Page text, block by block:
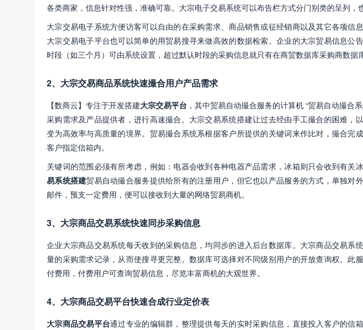
各类商家，信息针对性强，准确可靠。大宗电子交易系统可以布告栏方式分门别类的呈列，
大宗交易电子系统方便访客可以自由的在采购需求、商品销售或征经销商以及其它各项信
大宗交易电子平台也可以简单的用贸易搜寻来做高效的数据检索。企业的大宗贸易信息公
时段（如三个月）可由系统设置，超过默认时段的采购信息就只有在商贸数据库采购商数据
2、大宗交易商品系统快速撮合用户产品需求
【数商云】专注于开发搭建大宗交易平台 ，其中贸易自动撮合服务的计算机 “贸易自动撮合
采购需求及产品提供者，进行高速撮合。大宗交易系统搭建让过去经由手工撮合的困难，
变为高效率与高质量的境界。贸易撮合系统系根据客户所提供的关键词来作比对，撮合完
客户指定信箱内。
关键词的范围必须有所考虑，例如：电器会收到各种电器产品需求，冰箱则只会收到有关冰
易系统搭建贸易自动撮合服务提供给所有的注册用户，但它也以产品服务的方式，单独对
邮件，预支一定费用，便可以接收到大量的网络贸易商机。
3、大宗商品交易系统快速同步采购信息
企业大宗商品交易系统每天收到的采购信息，均同步的进入后台数据库。大宗商品交易系
量的采购需求记录，从而使搜寻更完整。数据库可选择对不同级别用户的开放查询权。此
付费用，付费用户可查询贸易信息，尽览丰富商机的大观世界。
4、大宗商品交易平台快速合成行业定价表
大宗商品交易平台通过专业的编辑群，整理提供每天的实时采购信息，直接投入客户的信